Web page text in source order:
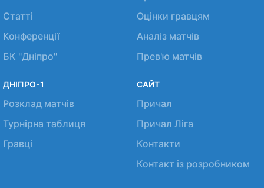
Статті
Конференції
БК "Дніпро"
Оцінки гравцям
Аналіз матчів
Прев'ю матчів
ДНІПРО-1
Розклад матчів
Турнірна таблиця
Гравці
САЙТ
Причал
Причал Ліга
Контакти
Контакт із розробником